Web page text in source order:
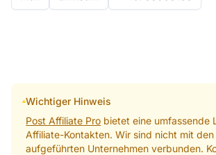
Wichtiger Hinweis
Post Affiliate Pro bietet eine umfassende
Affiliate-Kontakten. Wir sind nicht mit den
aufgeführten Unternehmen verbunden.